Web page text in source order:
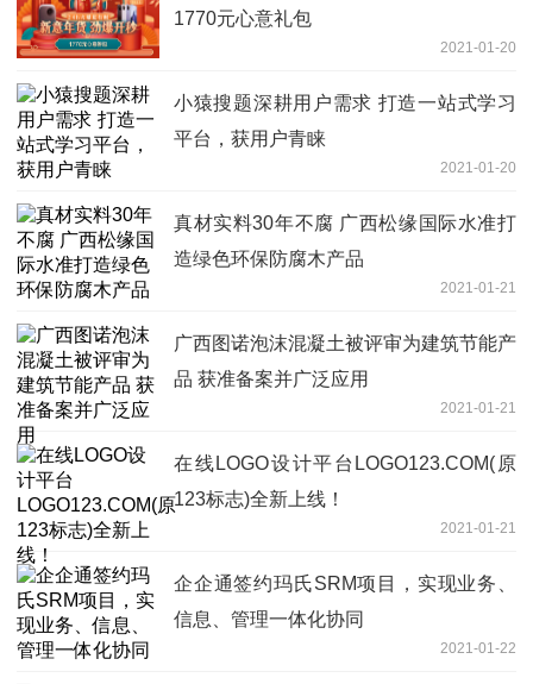
1770元心意礼包
2021-01-20
小猿搜题深耕用户需求 打造一站式学习
平台，获用户青睐
2021-01-20
真材实料30年不腐 广西松缘国际水准打
造绿色环保防腐木产品
2021-01-21
广西图诺泡沫混凝土被评审为建筑节能产
品 获准备案并广泛应用
2021-01-21
在线LOGO设计平台LOGO123.COM(原
123标志)全新上线！
2021-01-21
企企通签约玛氏SRM项目，实现业务、
信息、管理一体化协同
2021-01-22